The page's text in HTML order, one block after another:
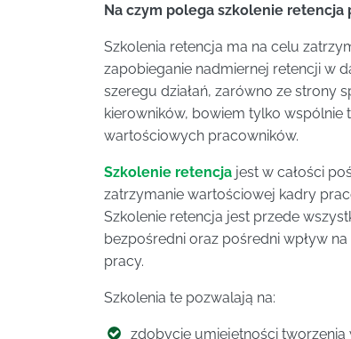
Na czym polega szkolenie retencja
Szkolenia retencja ma na celu
zapobieganie nadmiernej retencji w
szeregu działań, zarówno ze strony
kierowników, bowiem tylko wspólnie
wartościowych pracowników.
Szkolenie retencja jest w całości
zatrzymanie wartościowej kadry
Szkolenie retencja jest przede
bezpośredni oraz pośredni wpływ
pracy.
Szkolenia te pozwalają na:
zdobycie umiejętności